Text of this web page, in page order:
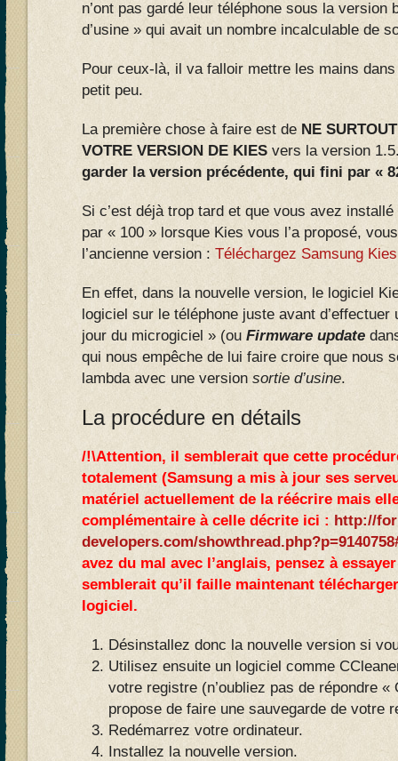
n’ont pas gardé leur téléphone sous la version
d’usine » qui avait un nombre incalculable de
Pour ceux-là, il va falloir mettre les mains
petit peu.
La première chose à faire est de NE
VOTRE VERSION DE KIES vers la version
garder la version précédente, qui fini par «
Si c’est déjà trop tard et que vous avez
par « 100 » lorsque Kies vous l’a proposé,
l’ancienne version : Téléchargez Samsung
En effet, dans la nouvelle version, le logiciel
logiciel sur le téléphone juste avant
jour du microgiciel » (ou Firmware update
qui nous empêche de lui faire croire que nous
lambda avec une version sortie d’usine.
La procédure en détails
/!\Attention, il semblerait que cette
totalement (Samsung a mis à jour ses
matériel actuellement de la réécrire mais
complémentaire à celle décrite ici : http://
developers.com/
avez du mal avec l’anglais, pensez à
semblerait qu’il faille maintenant
logiciel.
Désinstallez donc la nouvelle version si
Utilisez ensuite un logiciel comme
votre registre (n’oubliez pas de répondre «
propose de faire une sauvegarde de votre
Redémarrez votre ordinateur.
Installez la nouvelle version.